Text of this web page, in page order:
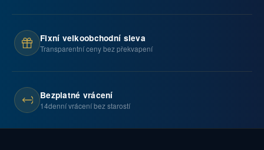
Fixní velkoobchodní sleva
Transparentní ceny bez překvapení
Bezplatné vrácení
14denní vrácení bez starostí